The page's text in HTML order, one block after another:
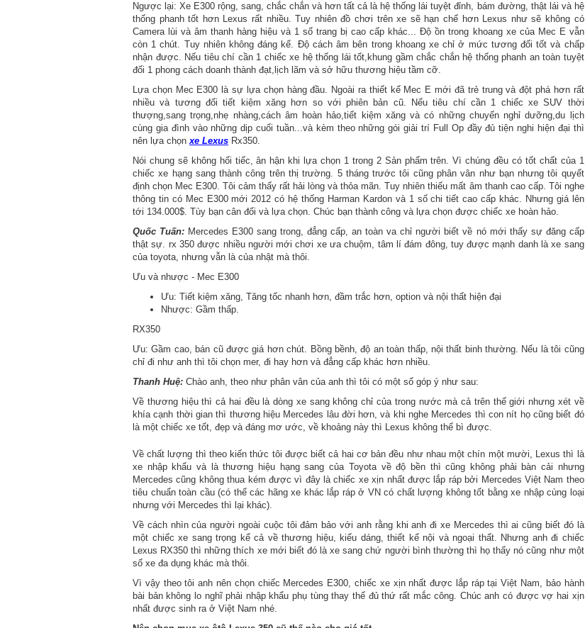
Ngược lại: Xe E300 rộng, sang, chắc chắn và hơn tất cả là hệ thống lái tuyệt đỉnh, bám đường, thật lái và hệ
thống phanh tốt hơn Lexus rất nhiều. Tuy nhiên đồ chơi trên xe sẽ hạn chế hơn Lexus như sẽ không có
Camera lùi và âm thanh hàng hiệu và 1 số trang bị cao cấp khác... Độ ồn trong khoang xe của Mec E vẫn
còn 1 chút. Tuy nhiên không đáng kể. Độ cách âm bên trong khoang xe chỉ ở mức tương đối tốt và chấp
nhận được. Nếu tiêu chí cần 1 chiếc xe hệ thống lái tốt,khung gầm chắc chắn hệ thống phanh an toàn tuyệt
đối 1 phong cách doanh thành đạt,lịch lãm và sở hữu thương hiệu tầm cỡ.
Lựa chọn Mec E300 là sự lựa chọn hàng đầu. Ngoài ra thiết kế Mec E mới đã trẻ trung và đột phá hơn rất
nhiều và tương đối tiết kiệm xăng hơn so với phiên bản cũ. Nếu tiêu chí cần 1 chiếc xe SUV thời
thượng,sang trọng,nhẹ nhàng,cách âm hoàn hảo,tiết kiệm xăng và có những chuyến nghỉ dưỡng,du lịch
cùng gia đình vào những dịp cuối tuần...và kèm theo những gói giải trí Full Op đầy đủ tiện nghi hiện đại thì
nên lựa chọnxe Lexus Rx350.
Nói chung sẽ không hối tiếc, ân hận khi lựa chọn 1 trong 2 Sản phẩm trên. Vì chúng đều có tốt chất của 1
chiếc xe hạng sang thành công trên thị trường. 5 tháng trước tôi cũng phân vân như bạn nhưng tôi quyết
định chọn Mec E300. Tôi cảm thấy rất hải lòng và thỏa mãn. Tuy nhiên thiếu mất âm thanh cao cấp. Tôi nghe
thông tin có Mec E300 mới 2012 có hệ thống Harman Kardon và 1 số chi tiết cao cấp khác. Nhưng giá lên
tới 134.000$. Tùy bạn cân đối và lựa chọn. Chúc bạn thành công và lựa chọn được chiếc xe hoàn hảo.
Quốc Tuấn: Mercedes E300 sang trong, đẳng cấp, an toàn va chỉ người biết về nó mới thấy sự đăng cấp
thật sự. rx 350 được nhiều người mới chơi xe ưa chuộm, tâm lí đám đông, tuy được mạnh danh là xe sang
của toyota, nhưng vẫn là của nhật mà thôi.
Ưu và nhược - Mec E300
Ưu: Tiết kiệm xăng, Tăng tốc nhanh hơn, đầm trắc hơn, option và nội thất hiện đại
Nhược: Gầm thấp.
RX350
Ưu: Gầm cao, bán cũ được giá hơn chút. Bồng bềnh, độ an toàn thấp, nội thất binh thường. Nếu là tôi cũng
chỉ đi như anh thì tôi chọn mer, đi hay hơn và đẳng cấp khác hơn nhiều.
Thanh Huệ: Chào anh, theo như phân vân của anh thì tôi có một số góp ý như sau:
Về thương hiệu thì cả hai đều là dòng xe sang không chỉ của trong nước mà cả trên thế giới nhưng xét về
khía cạnh thời gian thì thương hiệu Mercedes lâu đời hơn, và khi nghe Mercedes thì con nít họ cũng biết đó
là một chiếc xe tốt, đẹp và đáng mơ ước, về khoảng này thì Lexus không thể bì được.
Về chất lượng thì theo kiến thức tôi được biết cả hai cơ bản đều như nhau một chín một mười, Lexus thì là
xe nhập khẩu và là thương hiệu hạng sang của Toyota về độ bền thì cũng không phải bàn cải nhưng
Mercedes cũng không thua kém được vì đây là chiếc xe xịn nhất được lắp ráp bởi Mercedes Việt Nam theo
tiêu chuẩn toàn cầu (có thể các hãng xe khác lắp ráp ở VN có chất lượng không tốt bằng xe nhập cùng loại
nhưng với Mercedes thì lại khác).
Về cách nhìn của người ngoài cuộc tôi đảm bảo với anh rằng khi anh đi xe Mercedes thì ai cũng biết đó là
một chiếc xe sang trọng kể cả về thương hiệu, kiểu dáng, thiết kế nội và ngoại thất. Nhưng anh đi chiếc
Lexus RX350 thì những thích xe mới biết đó là xe sang chứ người bình thường thì họ thấy nó cũng như một
số xe đa dụng khác mà thôi.
Vì vậy theo tôi anh nên chọn chiếc Mercedes E300, chiếc xe xịn nhất được lắp ráp tại Việt Nam, bảo hành
bài bản không lo nghĩ phải nhập khẩu phụ tùng thay thế đủ thứ rất mắc công. Chúc anh có được vợ hai xịn
nhất được sinh ra ở Việt Nam nhé.